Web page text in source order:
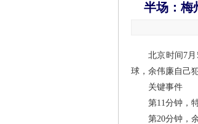
半场：梅
北京时间7
球，余伟廉自己
关键事件
第11分钟，
第20分钟，